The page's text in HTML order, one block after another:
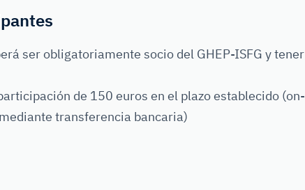
ser obligatoriamente socio del GHEP-ISFG y tener
de 150 euros en el plazo establecido (on-
transferencia bancaria)